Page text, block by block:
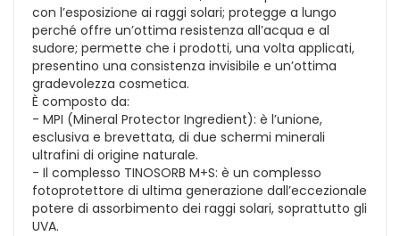
con l’esposizione ai raggi solari; protegge a lungo
perché offre un’ottima resistenza all’acqua e al
sudore; permette che i prodotti, una volta applicati,
presentino una consistenza invisibile e un’ottima
gradevolezza cosmetica.
È composto da:
- MPI (Mineral Protector Ingredient): è l’unione,
esclusiva e brevettata, di due schermi minerali
ultrafini di origine naturale.
- Il complesso TINOSORB M+S: è un complesso
fotoprotettore di ultima generazione dall’eccezionale
potere di assorbimento dei raggi solari, soprattutto gli
UVA.